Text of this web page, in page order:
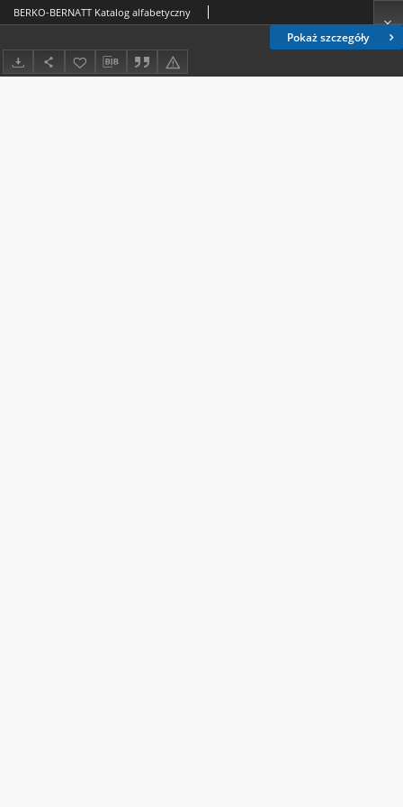
Pokaż szczegóły
BERKO-BERNATT Katalog alfabetyczny